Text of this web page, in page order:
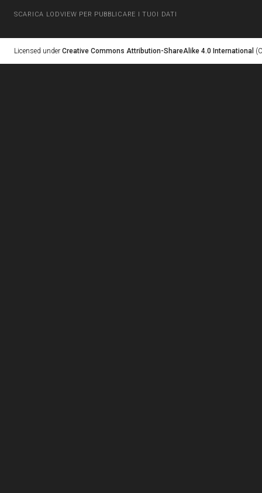
SCARICA LODVIEW PER PUBBLICARE I TUOI DATI
Licensed under Creative Commons Attribution-ShareAlike 4.0 International